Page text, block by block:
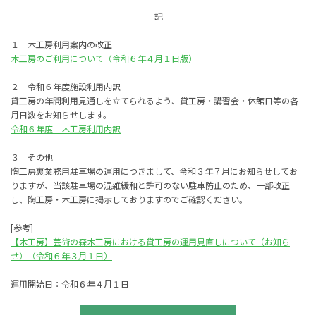
記
１ 木工房利用案内の改正
木工房のご利用について（令和６年４月１日版）
２ 令和６年度施設利用内訳
貸工房の年間利用見通しを立てられるよう、貸工房・講習会・休館日等の各
月日数をお知らせします。
令和６年度 木工房利用内訳
３ その他
陶工房裏業務用駐車場の運用につきまして、令和３年７月にお知らせしてお
りますが、当該駐車場の混雑緩和と許可のない駐車防止のため、一部改正
し、陶工房・木工房に掲示しておりますのでご確認ください。
[参考]
【木工房】芸術の森木工房における貸工房の運用見直しについて（お知ら
せ）（令和６年３月１日）
運用開始日：令和６年４月１日